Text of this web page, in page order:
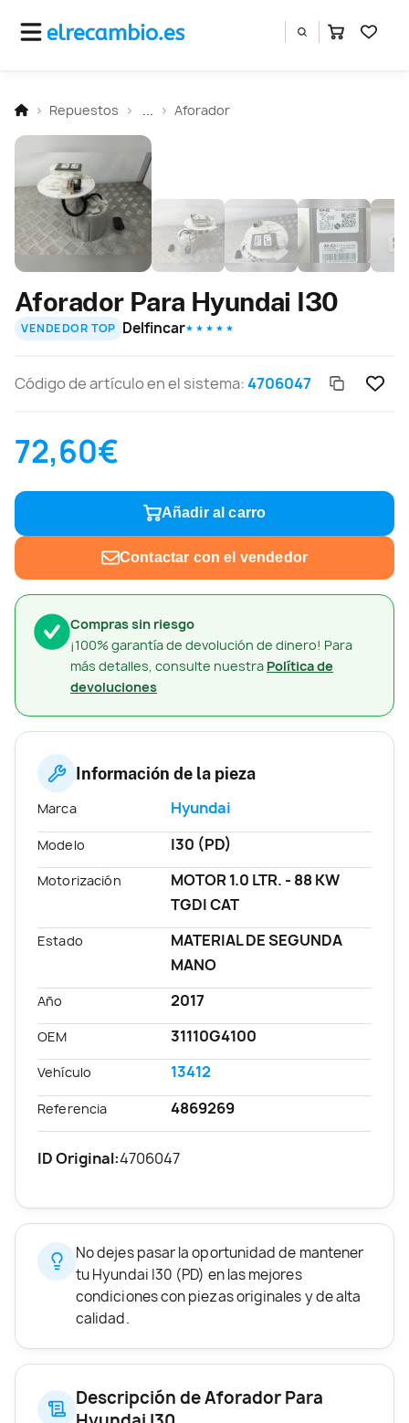
Repuestos Aforador
Compras sin riesgo
¡100% garantía de devolución de dinero! Para
más detalles, consulte nuestra Política de
devoluciones
Aforador Para Hyundai I30
VENDEDOR TOP Delfincar★ ★ ★ ★ ★
Código de artículo en el sistema:4706047
72,60€
Añadir al carro
Contactar con el vendedor
Información de la pieza
Marca Hyundai
Modelo I30 (PD)
Motorización
MOTOR 1.0 LTR. - 88 KW
TGDI CAT
Estado
MATERIAL DE SEGUNDA
MANO
Año 2017
OEM 31110G4100
Vehículo 13412
Referencia 4869269
ID Original:4706047
No dejes pasar la oportunidad de mantener
tu Hyundai I30 (PD) en las mejores
condiciones con piezas originales y de alta
calidad.
Descripción de Aforador Para